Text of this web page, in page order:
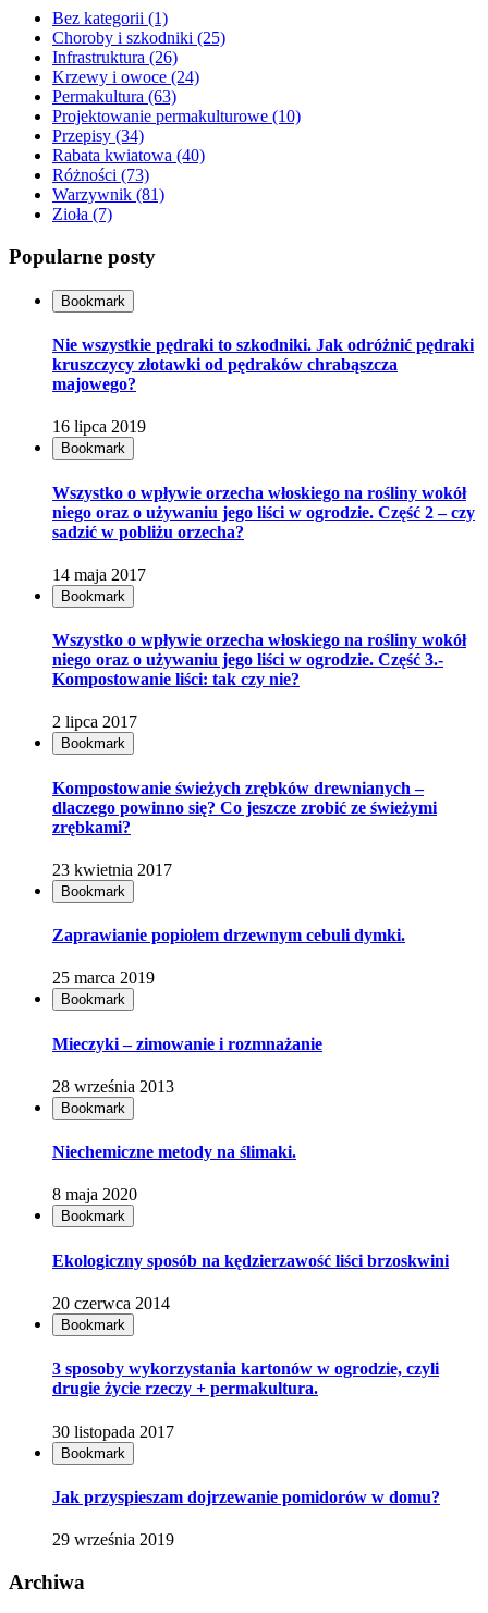
Bez kategorii (1)
Choroby i szkodniki (25)
Infrastruktura (26)
Krzewy i owoce (24)
Permakultura (63)
Projektowanie permakulturowe (10)
Przepisy (34)
Rabata kwiatowa (40)
Różności (73)
Warzywnik (81)
Zioła (7)
Popularne posty
Bookmark
Nie wszystkie pędraki to szkodniki. Jak odróżnić pędraki
kruszczycy złotawki od pędraków chrabąszcza
majowego?
16 lipca 2019
Bookmark
Wszystko o wpływie orzecha włoskiego na rośliny wokół
niego oraz o używaniu jego liści w ogrodzie. Część 2 – czy
sadzić w pobliżu orzecha?
14 maja 2017
Bookmark
Wszystko o wpływie orzecha włoskiego na rośliny wokół
niego oraz o używaniu jego liści w ogrodzie. Część 3.-
Kompostowanie liści: tak czy nie?
2 lipca 2017
Bookmark
Kompostowanie świeżych zrębków drewnianych –
dlaczego powinno się? Co jeszcze zrobić ze świeżymi
zrębkami?
23 kwietnia 2017
Bookmark
Zaprawianie popiołem drzewnym cebuli dymki.
25 marca 2019
Bookmark
Mieczyki – zimowanie i rozmnażanie
28 września 2013
Bookmark
Niechemiczne metody na ślimaki.
8 maja 2020
Bookmark
Ekologiczny sposób na kędzierzawość liści brzoskwini
20 czerwca 2014
Bookmark
3 sposoby wykorzystania kartonów w ogrodzie, czyli
drugie życie rzeczy + permakultura.
30 listopada 2017
Bookmark
Jak przyspieszam dojrzewanie pomidorów w domu?
29 września 2019
Archiwa